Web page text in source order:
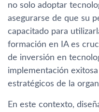
no solo adoptar
asegurarse de que su
capacitado para
formación en IA es
de inversión en
implementación
estratégicos de la
En este contexto,